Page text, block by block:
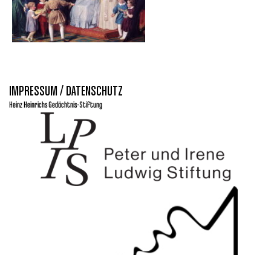
IMPRESSUM / DATENSCHUTZ
Heinz Heinrichs Gedächtnis-Stiftung